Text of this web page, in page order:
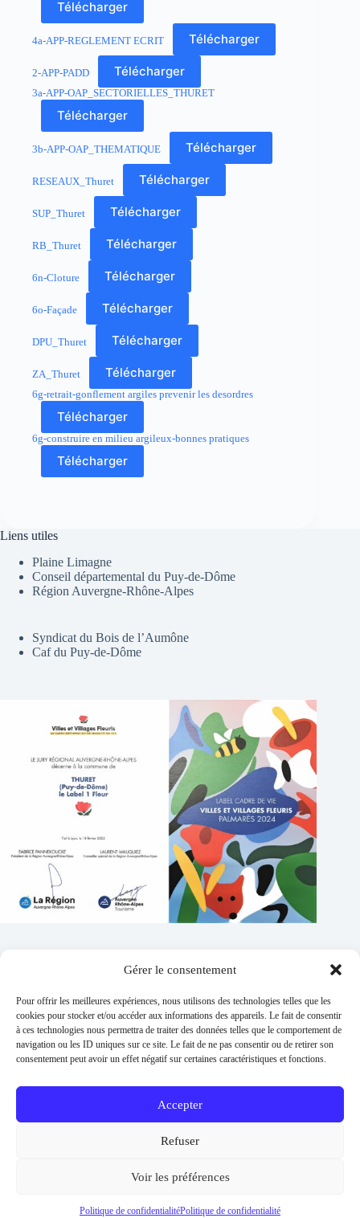
Gérer le consentement
Pour offrir les meilleures expériences, nous utilisons des technologies telles que les
cookies pour stocker et/ou accéder aux informations des appareils. Le fait de consentir
à ces technologies nous permettra de traiter des données telles que le comportement de
navigation ou les ID uniques sur ce site. Le fait de ne pas consentir ou de retirer son
consentement peut avoir un effet négatif sur certaines caractéristiques et fonctions.
Accepter
Refuser
Voir les préférences
Politique de confidentialitéPolitique de confidentialité
Télécharger
4a-APP-REGLEMENT ECRIT Télécharger
2-APP-PADD Télécharger
3a-APP-OAP_SECTORIELLES_THURET
Télécharger
3b-APP-OAP_THEMATIQUE Télécharger
RESEAUX_Thuret Télécharger
SUP_Thuret Télécharger
RB_Thuret Télécharger
6n-Cloture Télécharger
6o-Façade Télécharger
DPU_Thuret Télécharger
ZA_Thuret Télécharger
6g-retrait-gonflement argiles prevenir les desordres
Télécharger
6g-construire en milieu argileux-bonnes pratiques
Télécharger
Liens utiles
Plaine Limagne
Conseil départemental du Puy-de-Dôme
Région Auvergne-Rhône-Alpes
Syndicat du Bois de l’Aumône
Caf du Puy-de-Dôme
Addresse :
1 place de l'église 63260 Thuret
Phone:
04 73 97 91 58
E-mail :
Permanences :
Lundi et jeudi 13h30 - 17h30 / Mardi et
Copyright © 2026 -
Mentions légales-Politique de